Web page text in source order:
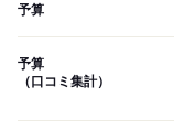
予算
予算
（口コミ集計）